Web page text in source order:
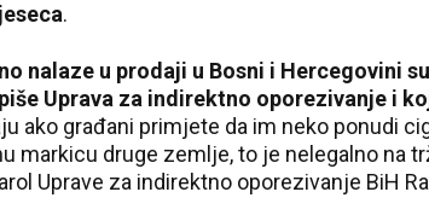
.
nalaze u prodaji u Bosni i Hercegovini
Uprava za indirektno oporezivanje i
ako građani primjete da im neko ponudi
markicu druge zemlje, to je nelegalno na
Uprave za indirektno oporezivanje BiH